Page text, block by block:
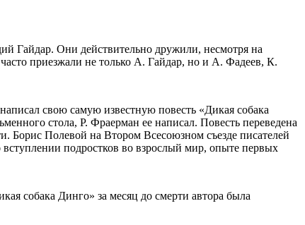
Гайдар. Они действительно дружили, несмотря на
приезжали не только А. Гайдар, но и А. Фадеев, К.
свою самую известную повесть «Дикая собака
стола, Р. Фраерман ее написал. Повесть переведена
Борис Полевой на Втором Всесоюзном съезде писателей
подростков во взрослый мир, опыте первых
собака Динго» за месяц до смерти автора была